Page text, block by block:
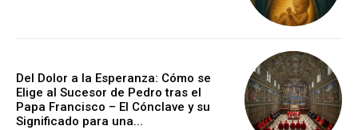
Del Dolor a la Esperanza: Cómo se
Elige al Sucesor de Pedro tras el
Papa Francisco – El Cónclave y su
Significado para una...